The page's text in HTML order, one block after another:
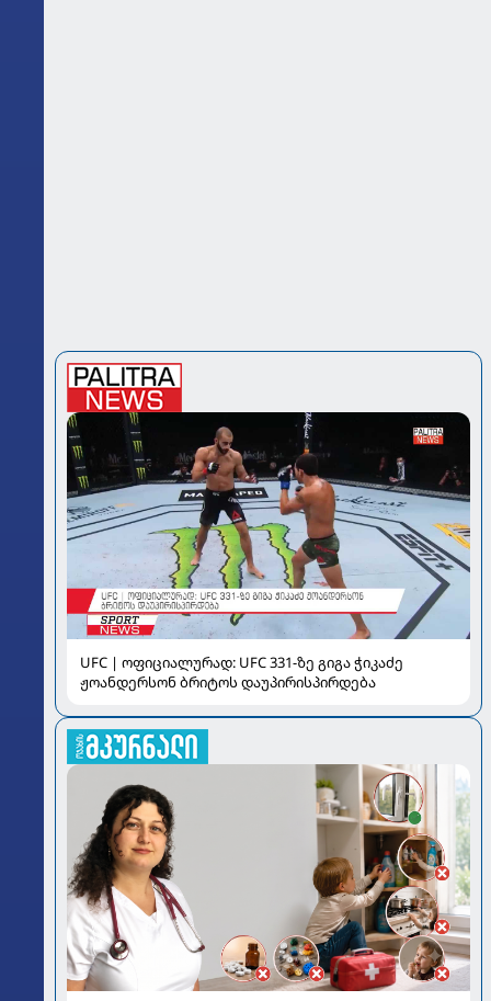
UFC | ოფიციალურად: UFC 331-ზე გიგა ჭიკაძე
ჟოანდერსონ ბრიტოს დაუპირისპირდება